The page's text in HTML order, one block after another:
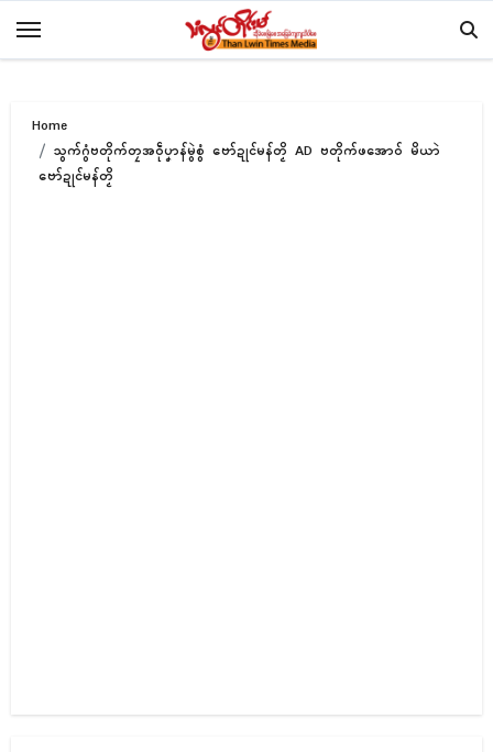
Home
သွက်ဂွံဗတိုက်တၠအဝဵုပၞာန်မွဲစွံ ဗော်ဍုင်မန်တၟိ AD ဗတိုက်ဖအောဝ် မိယာဲ
ဗော်ဍုင်မန်တၟိ